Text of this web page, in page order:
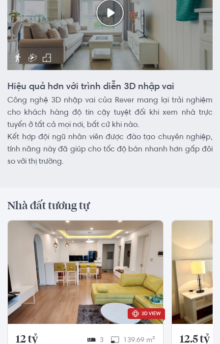
Hiệu quả hơn với trình diễn 3D nhập vai
Công nghệ 3D nhập vai của Rever mang lại trải nghiệm
cho khách hàng độ tin cậy tuyệt đối khi xem nhà trực
tuyến ở tất cả mọi nơi, bất cứ khi nào.
Kết hợp đội ngũ nhân viên được đào tạo chuyên nghiệp,
tính năng này đã giúp cho tốc độ bán nhanh hơn gấp đôi
so với thị trường.
Nhà đất tương tự
12 tỷ 3 139.69 m² 12.5 tỷ